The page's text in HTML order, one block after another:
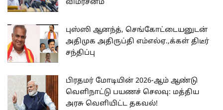
விமர்சனம்
புஸ்ஸி ஆனந்த், செங்கோட்டையனுடன்
அதிமுக அதிருப்தி எம்எல்ஏ.,க்கள் திடீர்
சந்திப்பு
பிரதமர் மோடியின் 2026-ஆம் ஆண்டு
வெளிநாட்டு பயணச் செலவு: மத்திய
அரசு வெளியிட்ட தகவல்!